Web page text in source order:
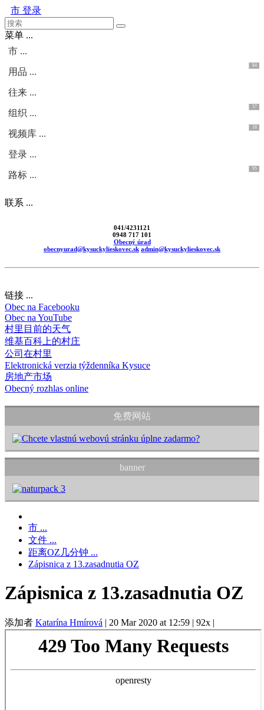
市 登录
菜单 ...
市 ...
用品 ...
84
往来 ...
组织 ...
57
视频库 ...
18
登录 ...
路标 ...
95
联系 ...
041/4231121
0948 717 101
Obecný úrad
obecnyurad@kysuckylieskovec.sk admin@kysuckylieskovec.sk
链接 ...
Obec na Facebooku
Obec na YouTube
村里目前的天气
维基百科上的村庄
公司在村里
Elektronická verzia týždenníka Kysuce
房地产市场
Obecný rozhlas online
免费网站
banner
市 ...
文件 ...
距离OZ几分钟 ...
Zápisnica z 13.zasadnutia OZ
Zápisnica z 13.zasadnutia OZ
添加者 Katarína Hmírová | 20 Mar 2020 at 12:59 | 92x |